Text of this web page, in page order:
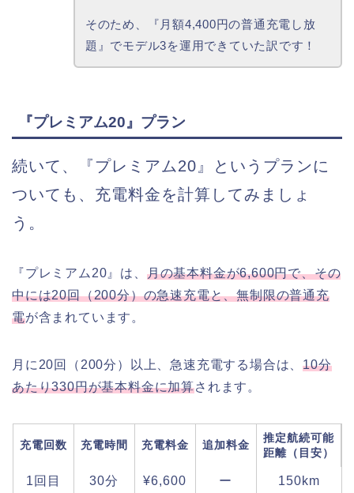
そのため、『月額4,400円の普通充電し放
題』でモデル3を運用できていた訳です！
『プレミアム20』プラン
続いて、『プレミアム20』というプランに
ついても、充電料金を計算してみましょ
う。
『プレミアム20』は、 月の基本料金が6,600円で、その
中には20回（200分）の急速充電と、無制限の普通充
電が含まれています。
月に20回（200分）以上、急速充電する場合は、10分
あたり330円が基本料金に加算されます。
充電回数 充電時間 充電料金 追加料金
推定航続可能
距離（目安）
1回目 30分 ¥6,600 ー 150km